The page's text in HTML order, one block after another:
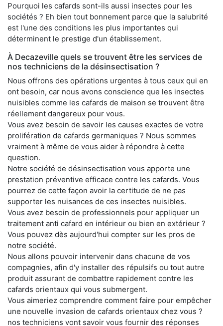
Pourquoi les cafards sont-ils aussi insectes pour les
sociétés ? Eh bien tout bonnement parce que la salubrité
est l'une des conditions les plus importantes qui
déterminent le prestige d'un établissement.
À Decazeville quels se trouvent être les services de
nos techniciens de la désinsectisation ?
Nous offrons des opérations urgentes à tous ceux qui en
ont besoin, car nous avons conscience que les insectes
nuisibles comme les cafards de maison se trouvent être
réellement dangereux pour vous.
Vous avez besoin de savoir les causes exactes de votre
prolifération de cafards germaniques ? Nous sommes
vraiment à même de vous aider à répondre à cette
question.
Notre société de désinsectisation vous apporte une
prestation préventive efficace contre les cafards. Vous
pourrez de cette façon avoir la certitude de ne pas
supporter les nuisances de ces insectes nuisibles.
Vous avez besoin de professionnels pour appliquer un
traitement anti cafard en intérieur ou bien en extérieur ?
Vous pouvez dès aujourd'hui compter sur les pros de
notre société.
Nous allons pouvoir intervenir dans chacune de vos
compagnies, afin d'y installer des répulsifs ou tout autre
produit assurant de combattre rapidement contre les
cafards orientaux qui vous submergent.
Vous aimeriez comprendre comment faire pour empêcher
une nouvelle invasion de cafards orientaux chez vous ?
nos techniciens vont savoir vous fournir des réponses